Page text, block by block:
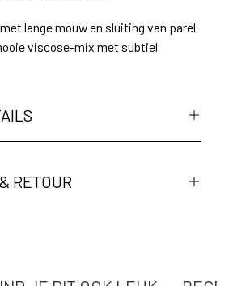
lange mouw en sluiting van parel
viscose-mix met subtiel
RETOUR